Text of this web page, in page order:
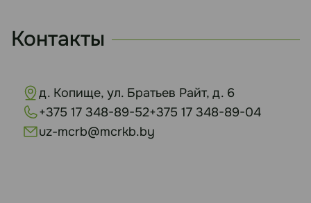
Контакты
д. Копище, ул. Братьев Райт, д. 6
+375 17 348-89-52+375 17 348-89-04
uz-mcrb@mcrkb.by